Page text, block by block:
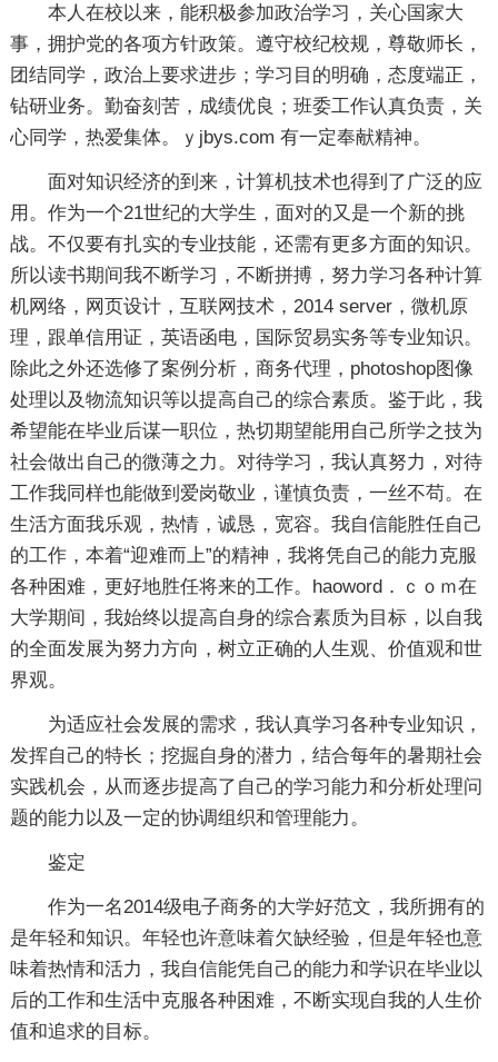
本人在校以来，能积极参加政治学习，关心国家大
事，拥护党的各项方针政策。遵守校纪校规，尊敬师长，
团结同学，政治上要求进步；学习目的明确，态度端正，
钻研业务。勤奋刻苦，成绩优良；班委工作认真负责，关
心同学，热爱集体。ｙjbys.com 有一定奉献精神。
面对知识经济的到来，计算机技术也得到了广泛的应
用。作为一个21世纪的大学生，面对的又是一个新的挑
战。不仅要有扎实的专业技能，还需有更多方面的知识。
所以读书期间我不断学习，不断拼搏，努力学习各种计算
机网络，网页设计，互联网技术，2014 server，微机原
理，跟单信用证，英语函电，国际贸易实务等专业知识。
除此之外还选修了案例分析，商务代理，photoshop图像
处理以及物流知识等以提高自己的综合素质。鉴于此，我
希望能在毕业后谋一职位，热切期望能用自己所学之技为
社会做出自己的微薄之力。对待学习，我认真努力，对待
工作我同样也能做到爱岗敬业，谨慎负责，一丝不苟。在
生活方面我乐观，热情，诚恳，宽容。我自信能胜任自己
的工作，本着“迎难而上”的精神，我将凭自己的能力克服
各种困难，更好地胜任将来的工作。haoword．ｃｏｍ在
大学期间，我始终以提高自身的综合素质为目标，以自我
的全面发展为努力方向，树立正确的人生观、价值观和世
界观。
为适应社会发展的需求，我认真学习各种专业知识，
发挥自己的特长；挖掘自身的潜力，结合每年的暑期社会
实践机会，从而逐步提高了自己的学习能力和分析处理问
题的能力以及一定的协调组织和管理能力。
鉴定
作为一名2014级电子商务的大学好范文，我所拥有的
是年轻和知识。年轻也许意味着欠缺经验，但是年轻也意
味着热情和活力，我自信能凭自己的能力和学识在毕业以
后的工作和生活中克服各种困难，不断实现自我的人生价
值和追求的目标。